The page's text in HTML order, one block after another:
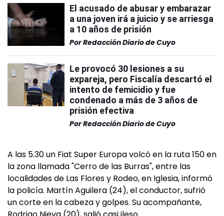
El acusado de abusar y embarazar
a una joven irá a juicio y se arriesga
a 10 años de prisión
PorRedacción Diario de Cuyo
Le provocó 30 lesiones a su
expareja, pero Fiscalía descartó el
intento de femicidio y fue
condenado a más de 3 años de
prisión efectiva
PorRedacción Diario de Cuyo
A las 5.30 un Fiat Super Europa volcó en la ruta 150 en
la zona llamada "Cerro de las Burras", entre las
localidades de Las Flores y Rodeo, en Iglesia, informó
la policía. Martín Aguilera (24), el conductor, sufrió
un corte en la cabeza y golpes. Su acompañante,